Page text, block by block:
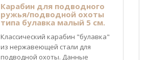
Карабин для подводного
ружья/подводной охоты
типа булавка малый 5 см.
Классический карабин "булавка"
из нержавеющей стали для
подводной охоты. Данные